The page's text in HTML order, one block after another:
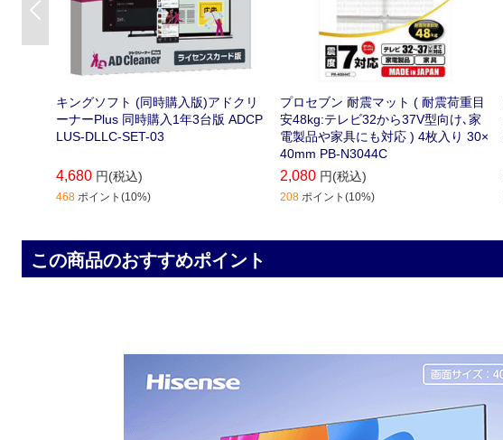
キングソフト (同時購入版)アドクリ
ーナーPlus 同時購入1年3台版 ADCP
LUS-DLLC-SET-03
4,680 円(税込)
468 ポイント(10%)
プロセブン 耐震マット ( 耐震荷重目
安48kg:テレビ32から37V型向け､家
電製品や家具にも対応 ) 4枚入り 30×
40mm PB-N3044C
2,080 円(税込)
208 ポイント(10%)
この商品のおすすめポイント